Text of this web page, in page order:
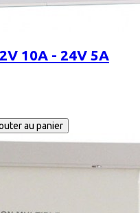
10A - 24V 5A